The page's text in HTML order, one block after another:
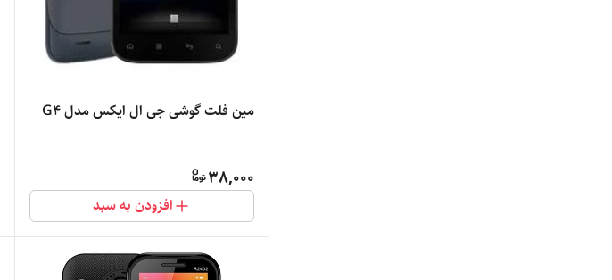
مین فلت گوشی جی ال ایکس مدل G4
38,000
افزودن به سبد